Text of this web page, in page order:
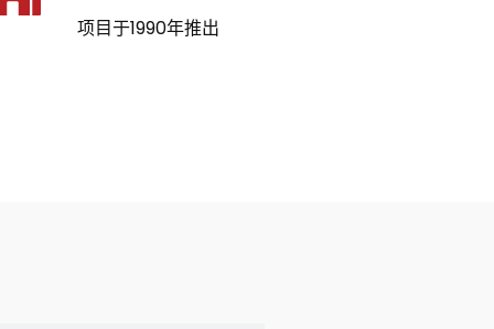
项目于1990年推出